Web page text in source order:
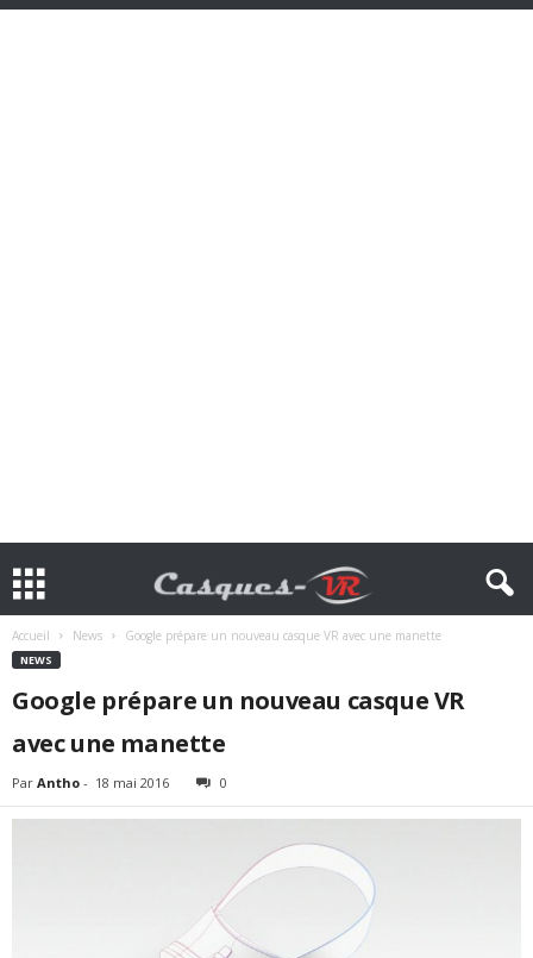
Accueil News Google prépare un nouveau casque VR avec une manette
NEWS
Google prépare un nouveau casque VR
avec une manette
Par Antho - 18 mai 2016 0